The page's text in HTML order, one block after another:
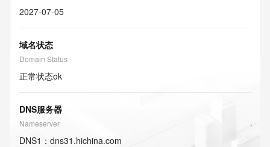
2027-07-05
域名状态
Domain Status
正常状态ok
DNS服务器
Nameserver
DNS1 ： dns31.hichina.com